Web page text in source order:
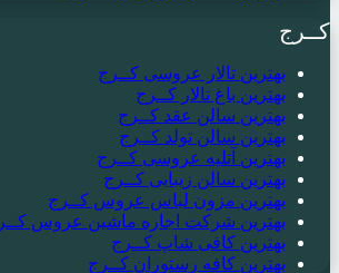
کــرج
بهترین تالار عروسی کــرج
بهترین باغ تالار کــرج
بهترین سالن عقد کــرج
بهترین سالن تولد کــرج
بهترین آتلیه عروسی کــرج
بهترین سالن زیبایی کــرج
بهترین مزون لباس عروس کــرج
بهترین شرکت اجاره ماشین عروس
بهترین کافی شاپ کــرج
بهترین کافه رستوران کــرج